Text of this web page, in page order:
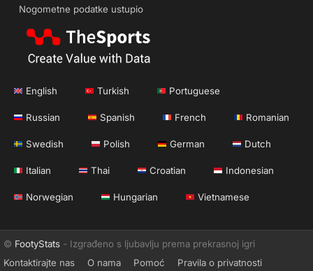
Nogometne podatke ustupio
English Turkish Portuguese
Russian Spanish French Romanian
Swedish Polish German Dutch
Italian Thai Croatian Indonesian
Norwegian Hungarian Vietnamese
© FootyStats - Izgrađeno s ljubavlju prema prekrasnoj igri
Kontaktirajte nas
O nama Pomoć Pravila o privatnosti